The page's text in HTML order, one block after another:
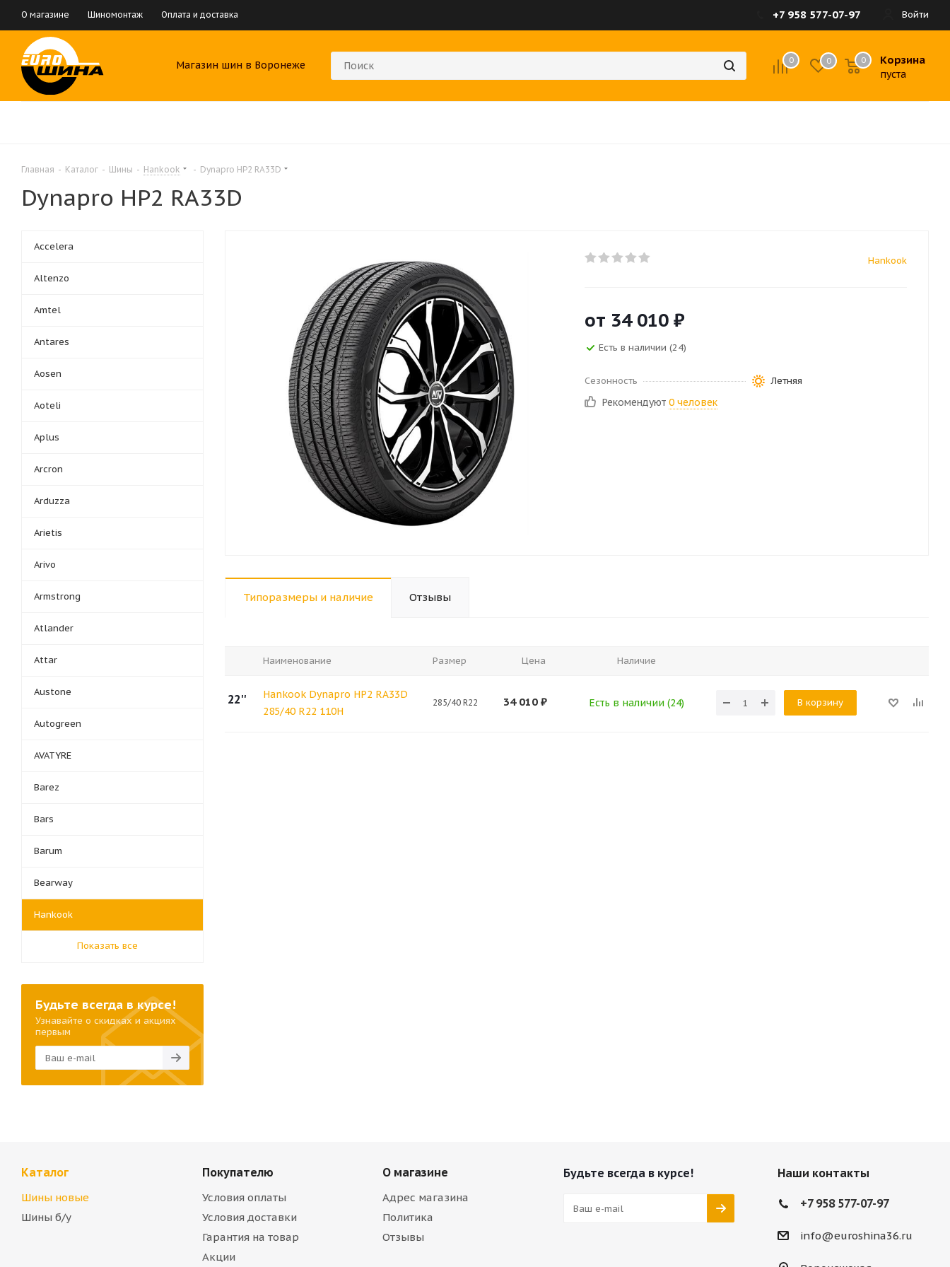
О магазине Шиномонтаж Оплата и доставка Войти
+7 958 577-07-97
Магазин шин в Воронеже 0 0 Корзина
пуста
0
Главная - Каталог - Шины - Hankook - Dynapro HP2 RA33D
Dynapro HP2 RA33D
Hankook
от 34 010 ₽
Есть в наличии (24)
Сезонность Летняя
Рекомендуют 0 человек
Типоразмеры и наличие Отзывы
Наименование Размер Цена Наличие
22''
Hankook Dynapro HP2 RA33D
285/40 R22 110H
285/40 R22 34 010 ₽ Есть в наличии (24) В корзину
Accelera
Altenzo
Amtel
Antares
Aosen
Aoteli
Aplus
Arcron
Arduzza
Arietis
Arivo
Armstrong
Atlander
Attar
Austone
Autogreen
AVATYRE
Barez
Bars
Barum
Bearway
Hankook
Показать все
Будьте всегда в курсе!
Узнавайте о скидках и акциях
первым
Каталог
Шины новые
Шины б/у
Покупателю
Условия оплаты
Условия доставки
Гарантия на товар
Акции
О магазине
Адрес магазина
Политика
Отзывы
Будьте всегда в курсе! Наши контакты
+7 958 577-07-97
info@euroshina36.ru